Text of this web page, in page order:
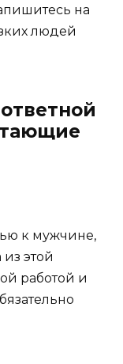
на
людей
к мужчине,
этой
работой и